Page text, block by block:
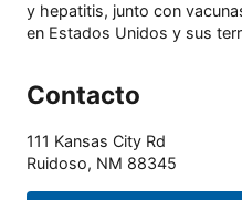
y hepatitis, junto con
en Estados Unidos y sus
Contacto
111 Kansas City Rd
Ruidoso, NM 88345